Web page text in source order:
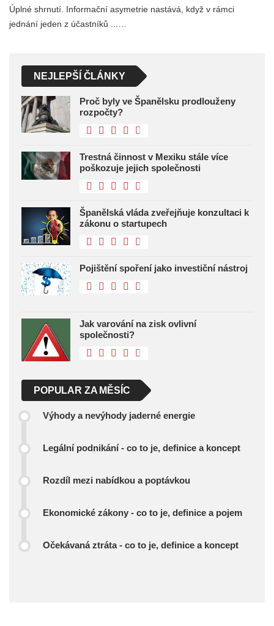
Úplné shrnutí. Informační asymetrie nastává, když v rámci
jednání jeden z účastníků ...…
NEJLEPŠÍ ČLÁNKY
Proč byly ve Španělsku prodlouženy
rozpočty?
Trestná činnost v Mexiku stále více
poškozuje jejich společnosti
Španělská vláda zveřejňuje konzultaci k
zákonu o startupech
Pojištění spoření jako investiční nástroj
Jak varování na zisk ovlivní
společnosti?
POPULAR ZA MĚSÍC
Výhody a nevýhody jaderné energie
Legální podnikání - co to je, definice a koncept
Rozdíl mezi nabídkou a poptávkou
Ekonomické zákony - co to je, definice a pojem
Očekávaná ztráta - co to je, definice a koncept